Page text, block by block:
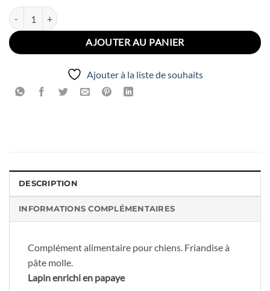
quantité de Brit Care Dog Functional Snack Light Rabbit (Lapin) 150g
AJOUTER AU PANIER
Ajouter à la liste de souhaits
DESCRIPTION
INFORMATIONS COMPLÉMENTAIRES
Complément alimentaire pour chiens. Friandise à
pâte molle.
Lapin enrichi en papaye